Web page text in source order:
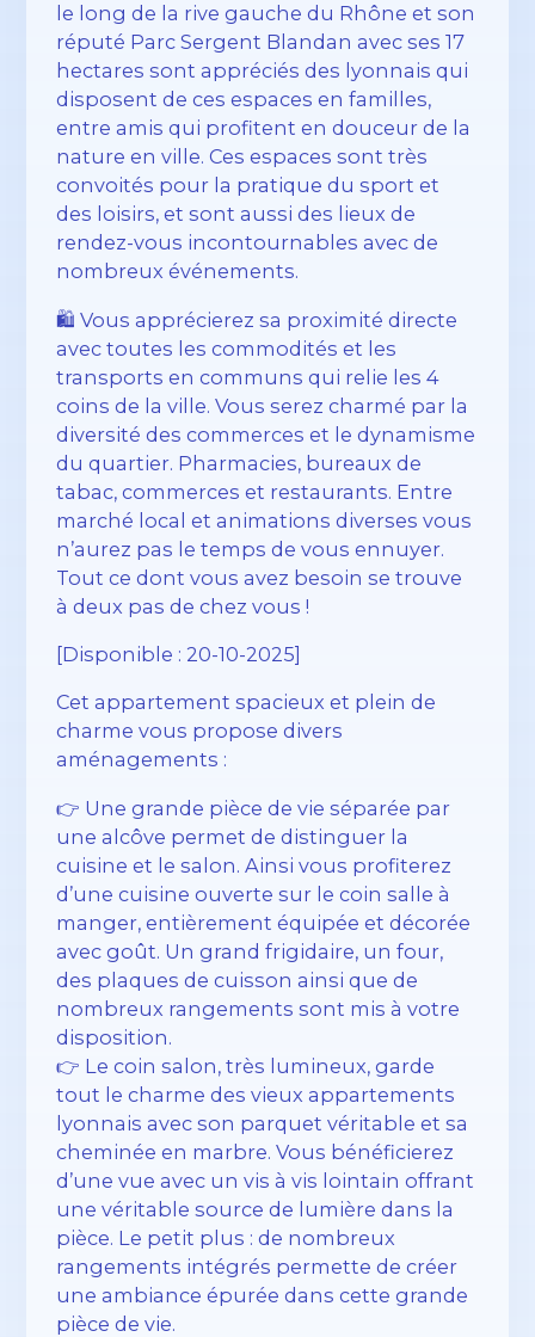
le long de la rive gauche du Rhône et son
réputé Parc Sergent Blandan avec ses 17
hectares sont appréciés des lyonnais qui
disposent de ces espaces en familles,
entre amis qui profitent en douceur de la
nature en ville. Ces espaces sont très
convoités pour la pratique du sport et
des loisirs, et sont aussi des lieux de
rendez-vous incontournables avec de
nombreux événements.
🛍️ Vous apprécierez sa proximité directe
avec toutes les commodités et les
transports en communs qui relie les 4
coins de la ville. Vous serez charmé par la
diversité des commerces et le dynamisme
du quartier. Pharmacies, bureaux de
tabac, commerces et restaurants. Entre
marché local et animations diverses vous
n’aurez pas le temps de vous ennuyer.
Tout ce dont vous avez besoin se trouve
à deux pas de chez vous !
[Disponible : 20-10-2025]
Cet appartement spacieux et plein de
charme vous propose divers
aménagements :
👉 Une grande pièce de vie séparée par
une alcôve permet de distinguer la
cuisine et le salon. Ainsi vous profiterez
d’une cuisine ouverte sur le coin salle à
manger, entièrement équipée et décorée
avec goût. Un grand frigidaire, un four,
des plaques de cuisson ainsi que de
nombreux rangements sont mis à votre
disposition.
👉 Le coin salon, très lumineux, garde
tout le charme des vieux appartements
lyonnais avec son parquet véritable et sa
cheminée en marbre. Vous bénéficierez
d’une vue avec un vis à vis lointain offrant
une véritable source de lumière dans la
pièce. Le petit plus : de nombreux
rangements intégrés permette de créer
une ambiance épurée dans cette grande
pièce de vie.